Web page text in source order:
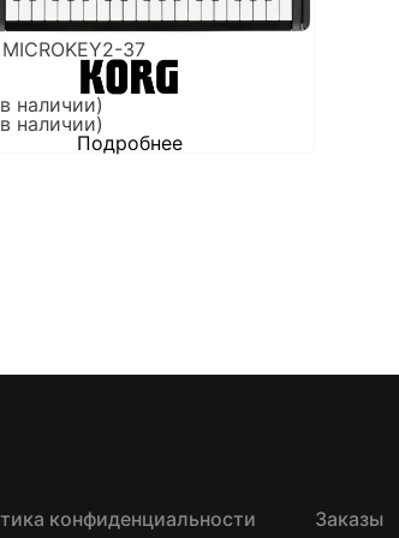
MICROKEY2-37
наличии)
наличии)
Подробнее
конфиденциальности Заказы